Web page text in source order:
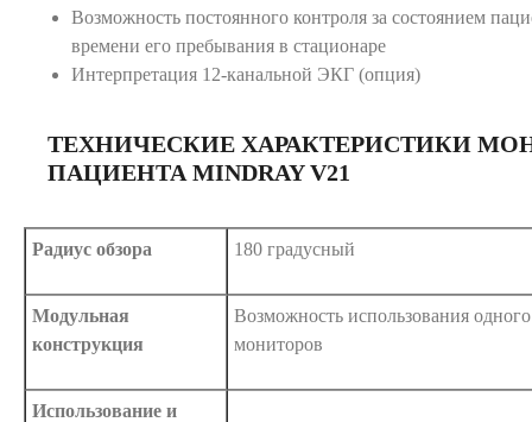
Возможность постоянного контроля за состоянием
времени его пребывания в стационаре
Интерпретация 12-канальной ЭКГ (опция)
ТЕХНИЧЕСКИЕ ХАРАКТЕРИСТИКИ
ПАЦИЕНТА MINDRAY V21
Радиус обзора 180 градусный
Модульная
конструкция
Возможность использования
мониторов
Использование и